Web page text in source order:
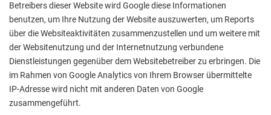
Betreibers dieser Website wird Google diese Informationen
benutzen, um Ihre Nutzung der Website auszuwerten, um Reports
über die Websiteaktivitäten zusammenzustellen und um weitere mit
der Websitenutzung und der Internetnutzung verbundene
Dienstleistungen gegenüber dem Websitebetreiber zu erbringen. Die
im Rahmen von Google Analytics von Ihrem Browser übermittelte
IP-Adresse wird nicht mit anderen Daten von Google
zusammengeführt.